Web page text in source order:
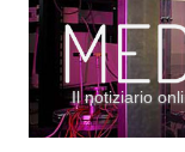
Il notiziario